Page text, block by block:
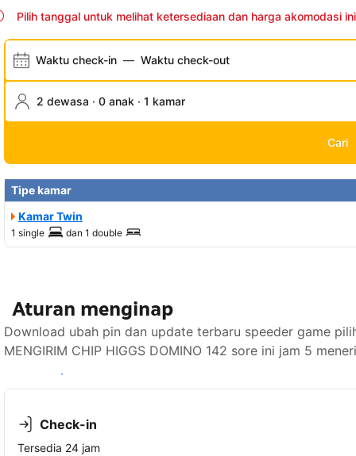
Pilih tanggal untuk melihat ketersediaan dan harga akomodasi ini
Waktu check-in — Waktu check-out
2 dewasa · 0 anak · 1 kamar
Cari
Tipe kamar
Kamar Twin
1 single dan 1 double
Aturan menginap
Download ubah pin dan update terbaru speeder game
MENGIRIM CHIP HIGGS DOMINO 142 sore ini jam 5
Lihat ketersediaan
Check-in
Tersedia 24 jam